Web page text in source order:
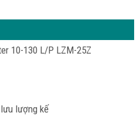
10-130 L/P LZM-25Z
lượng kế